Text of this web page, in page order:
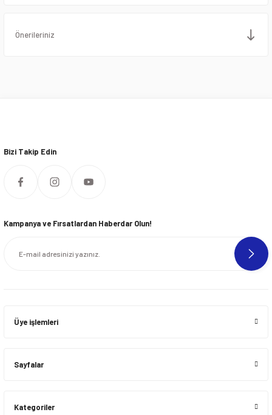
Önerileriniz
Bizi Takip Edin
Kampanya ve Fırsatlardan Haberdar Olun!
Üye işlemleri
Sayfalar
Kategoriler